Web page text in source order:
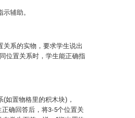
辅助。
关系的实物，要求学生说出
位置关系时，学生能正确指
如置物格里的积木块)，
确回答后，将3-5个位置关